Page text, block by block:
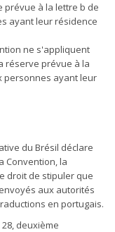
prévue à la lettre b de
ayant leur résidence
ne s'appliquent
réserve prévue à la
personnes ayant leur
du Brésil déclare
Convention, la
droit de stipuler que
aux autorités
en portugais.
deuxième